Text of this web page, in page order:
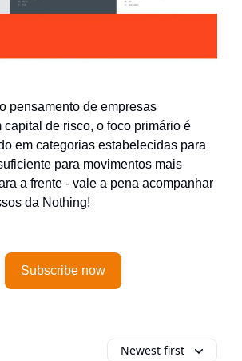
pensamento de empresas
capital de risco, o foco primário é
em categorias estabelecidas para
para movimentos mais
a frente - vale a pena acompanhar
da Nothing!
Subscribe now
Newest first